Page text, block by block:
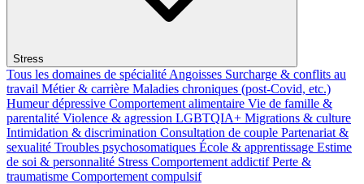
Stress
Tous les domaines de spécialité Angoisses Surcharge & conflits au
travail Métier & carrière Maladies chroniques (post-Covid, etc.)
Humeur dépressive Comportement alimentaire Vie de famille &
parentalité Violence & agression LGBTQIA+ Migrations & culture
Intimidation & discrimination Consultation de couple Partenariat &
sexualité Troubles psychosomatiques École & apprentissage Estime
de soi & personnalité Stress Comportement addictifPerte &
traumatisme Comportement compulsif